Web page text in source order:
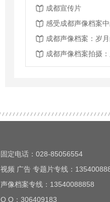
成都宣传片
感受成都声像档案
成都声像档案：岁
成都声像档案拍摄
固定电话：028-85056554
视频 广告 专题片专线：
声像档案专线：13540088858
Q Q：306409183